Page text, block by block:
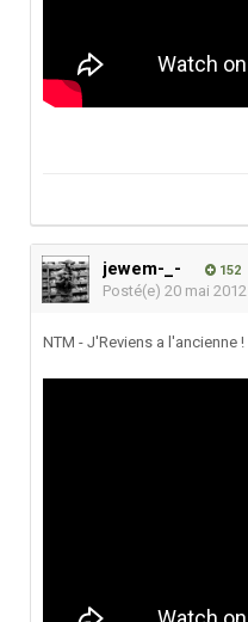
jewem-_- 152
Posté(e) 20 mai 2012
NTM - J'Reviens a l'ancienne !